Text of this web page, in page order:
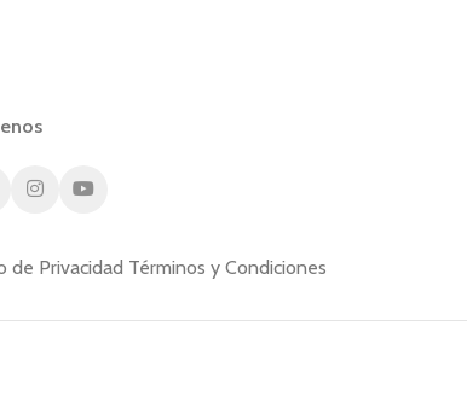
de Privacidad Términos y Condiciones